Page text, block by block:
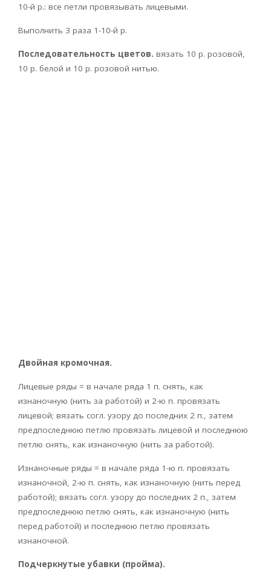
10-й р.: все петли провязывать лицевыми.
Выполнить 3 раза 1-10-й р.
Последовательность цветов. вязать 10 р. розовой,
10 р. белой и 10 р. розовой нитью.
Двойная кромочная.
Лицевые ряды = в начале ряда 1 п. снять, как
изнаночную (нить за работой) и 2-ю п. провязать
лицевой; вязать согл. узору до последних 2 п., затем
предпоследнюю петлю провязать лицевой и последнюю
петлю снять, как изнаночную (нить за работой).
Изнаночные ряды = в начале ряда 1-ю п. провязать
изнаночной, 2-ю п. снять, как изнаночную (нить перед
работой); вязать согл. узору до последних 2 п., затем
предпоследнюю петлю снять, как изнаночную (нить
перед работой) и последнюю петлю провязать
изнаночной.
Подчеркнутые убавки (пройма).